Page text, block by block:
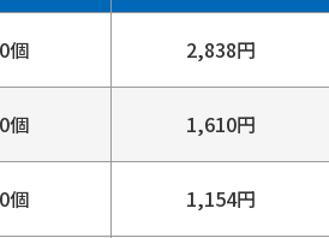
個 2,838円
個 1,610円
個 1,154円